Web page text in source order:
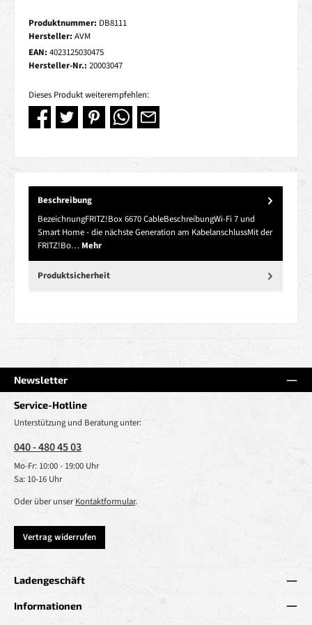
Produktnummer: DB8111
Hersteller: AVM
EAN: 4023125030475
Hersteller-Nr.: 20003047
Dieses Produkt weiterempfehlen:
Beschreibung
BezeichnungFRITZ!Box 6670 CableBeschreibungWi-Fi 7 und
Smart Home - die nächste Generation am KabelanschlussMit der
FRITZ!Bo… Mehr
Produktsicherheit
Newsletter
Service-Hotline
Unterstützung und Beratung unter:
040 - 480 45 03
Mo-Fr: 10:00 - 19:00 Uhr
Sa: 10-16 Uhr
Oder über unserKontaktformular.
Vertrag widerrufen
Ladengeschäft
Informationen